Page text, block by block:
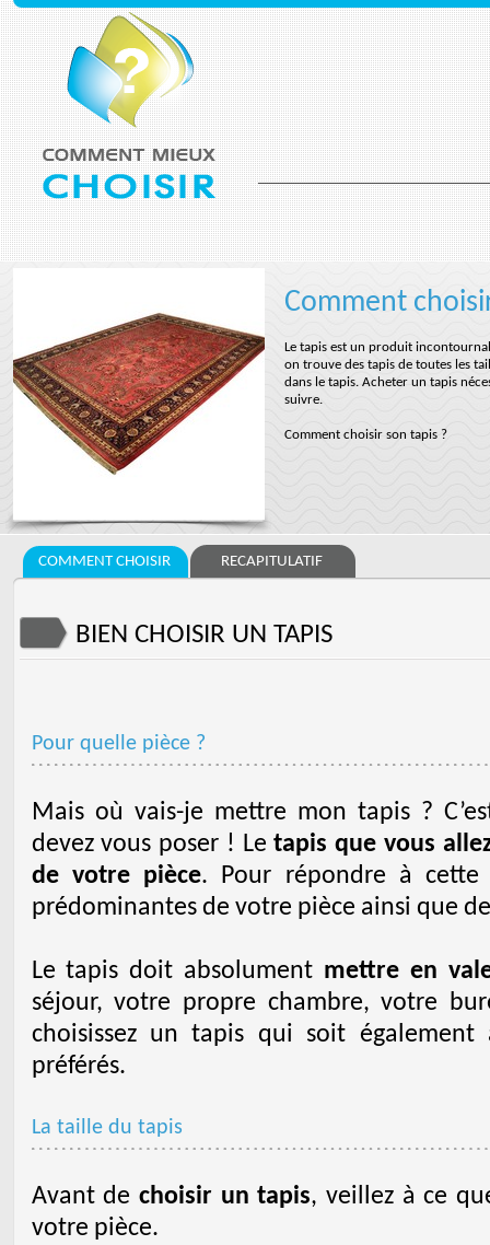
Comment
Le tapis est un produit
on trouve des tapis de toutes les
dans le tapis. Acheter un tapis
suivre.
Comment choisir son tapis ?
COMMENT CHOISIR RECAPITULATIF
BIEN CHOISIR UN TAPIS
Pour quelle pièce ?
Mais où vais-je mettre mon tapis ?
devez vous poser ! Letapis que vous
de votre pièce. Pour répondre à cette
prédominantes de votre pièce ainsi que
Le tapis doit absolument mettre en
séjour, votre propre chambre, votre
choisissez un tapis qui soit
préférés.
La taille du tapis
Avant de choisir un tapis, veillez à ce
votre pièce.